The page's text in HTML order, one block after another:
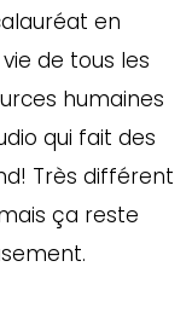
en
de tous les
humaines
qui fait des
Très différent
ça reste